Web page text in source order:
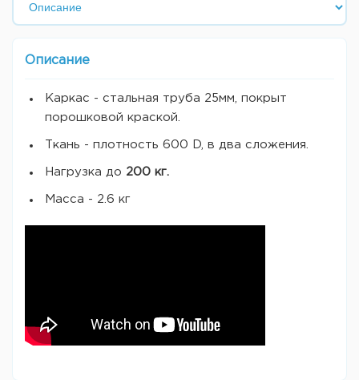
Описание
Каркас - стальная труба 25мм, покрыт
порошковой краской.
Ткань - плотность 600 D, в два сложения.
Нагрузка до 200 кг.
Масса - 2.6 кг